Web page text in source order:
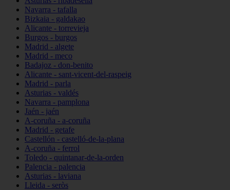
Navarra - tafalla
Bizkaia - galdakao
Alicante - torrevieja
Burgos - burgos
Madrid - algete
Madrid - meco
Badajoz - don-benito
Alicante - sant-vicent-del-raspeig
Madrid - parla
Asturias - valdés
Navarra - pamplona
Jaén - jaén
A-coruña - a-coruña
Madrid - getafe
Castellón - castelló-de-la-plana
A-coruña - ferrol
Toledo - quintanar-de-la-orden
Palencia - palencia
Asturias - laviana
Lleida - seròs